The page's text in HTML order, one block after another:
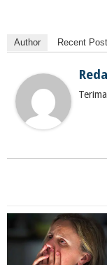
Author Recent